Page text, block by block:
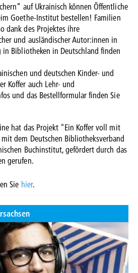
auf Ukrainisch können Öffentliche
Goethe-Institut bestellen! Familien
dank des Projektes ihre
und ausländischer Autor:innen in
in Bibliotheken in Deutschland finden
und deutschen Kinder- und
Koffer auch Lehr- und
und das Bestellformular finden Sie
hat das Projekt "Ein Koffer voll mit
dem Deutschen Bibliotheksverband
Buchinstitut, gefördert durch das
gerufen.
Sie hier.